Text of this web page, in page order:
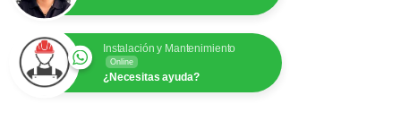
Instalación y Mantenimiento
Online
¿Necesitas ayuda?